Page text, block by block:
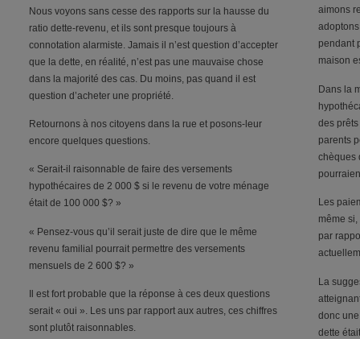
Nous voyons sans cesse des rapports sur la hausse du
ratio dette-revenu, et ils sont presque toujours à
connotation alarmiste. Jamais il n’est question d’accepter
que la dette, en réalité, n’est pas une mauvaise chose
dans la majorité des cas. Du moins, pas quand il est
question d’acheter une propriété.
Retournons à nos citoyens dans la rue et posons-leur
encore quelques questions.
« Serait-il raisonnable de faire des versements
hypothécaires de 2 000 $ si le revenu de votre ménage
était de 100 000 $? »
« Pensez-vous qu’il serait juste de dire que le même
revenu familial pourrait permettre des versements
mensuels de 2 600 $? »
Il est fort probable que la réponse à ces deux questions
serait « oui ». Les uns par rapport aux autres, ces chiffres
sont plutôt raisonnables.
aimons
pendant
maison
Dans la
des
parents
chèques
Les
même
par
La
donc
dette